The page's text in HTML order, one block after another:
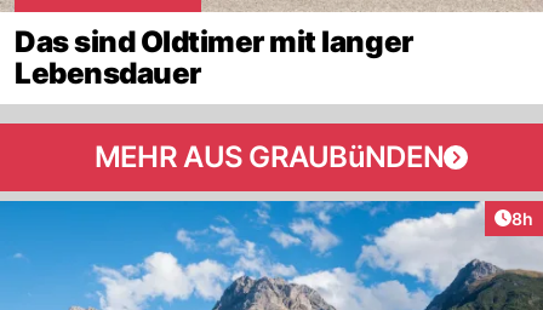
Das sind Oldtimer mit langer
Lebensdauer
MEHR AUS GRAUBüNDEN
8h